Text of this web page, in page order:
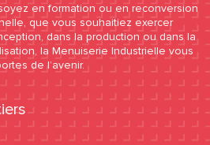
en formation ou en reconversion
que vous souhaitiez exercer
dans la production ou dans la
la Menuiserie Industrielle vous
de l’avenir.